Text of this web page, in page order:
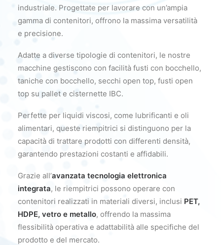
industriale. Progettate per lavorare con un’ampia
gamma di contenitori, offrono la massima versatilità
e precisione.
Adatte a diverse tipologie di contenitori, le nostre
macchine gestiscono con facilità fusti con bocchello,
taniche con bocchello, secchi open top, fusti open
top su pallet e cisternette IBC.
Perfette per liquidi viscosi, come lubrificanti e oli
alimentari, queste riempitrici si distinguono per la
capacità di trattare prodotti con differenti densità,
garantendo prestazioni costanti e affidabili.
Grazie all’avanzata tecnologia elettronica
integrata, le riempitrici possono operare con
contenitori realizzati in materiali diversi, inclusi PET,
HDPE, vetro e metallo, offrendo la massima
flessibilità operativa e adattabilità alle specifiche del
prodotto e del mercato.